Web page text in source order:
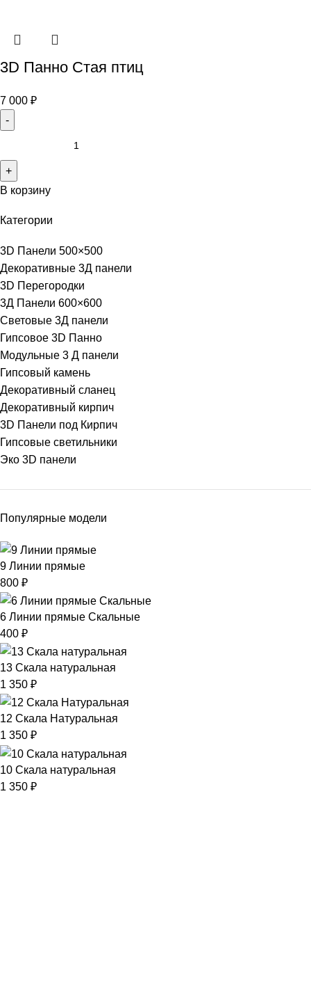
Категории
3D Панели 500×500
Декоративные 3Д панели
3D Перегородки
3Д Панели 600×600
Световые 3Д панели
Гипсовое 3D Панно
Модульные 3 Д панели
Гипсовый камень
Декоративный сланец
Декоративный кирпич
3D Панели под Кирпич
Гипсовые светильники
Эко 3D панели
Популярные модели
9 Линии прямые
800 ₽
6 Линии прямые Скальные
400 ₽
13 Скала натуральная
1 350 ₽
12 Скала Натуральная
1 350 ₽
10 Скала натуральная
1 350 ₽
3D Панно Стая птиц
7 000 ₽
В корзину